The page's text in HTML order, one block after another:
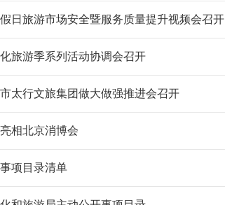
日旅游市场安全暨服务质量提升视频会召开
旅游季系列活动协调会召开
太行文旅集团做大做强推进会召开
相北京消博会
项目录清单